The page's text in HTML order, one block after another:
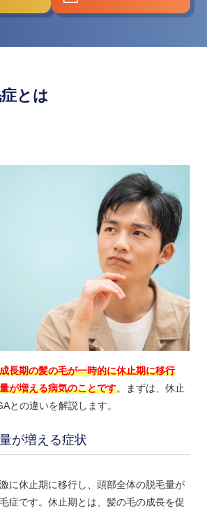
とは
長期の髪の毛が一時的に休止期に移行
が増える病気のことです。まずは、休止
との違いを解説します。
が増える症状
に休止期に移行し、頭部全体の脱毛量が
症です。休止期とは、髪の毛の成長を促